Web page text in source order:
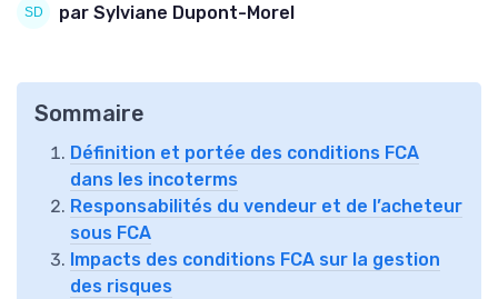
par Sylviane Dupont-Morel
Sommaire
Définition et portée des conditions FCA
dans les incoterms
Responsabilités du vendeur et de l’acheteur
sous FCA
Impacts des conditions FCA sur la gestion
des risques